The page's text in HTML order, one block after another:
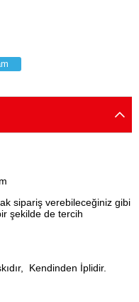
sipariş verebileceğiniz gibi
şekilde de tercih
Kendinden İplidir.